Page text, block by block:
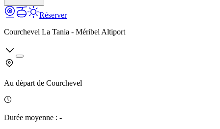
Réserver
Courchevel La Tania - Méribel Altiport
Au départ de Courchevel
Durée moyenne : -